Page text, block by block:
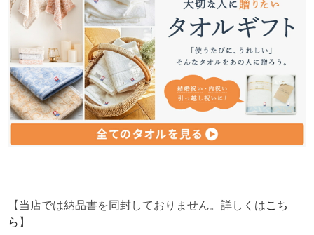
【当店では納品書を同封しておりません。詳しくはこち
ら 】